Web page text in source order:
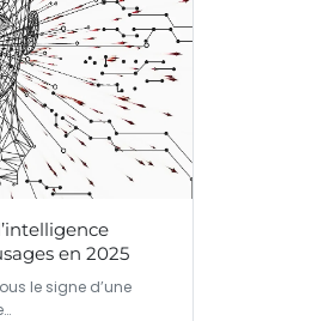
en 2025
le signe d’une